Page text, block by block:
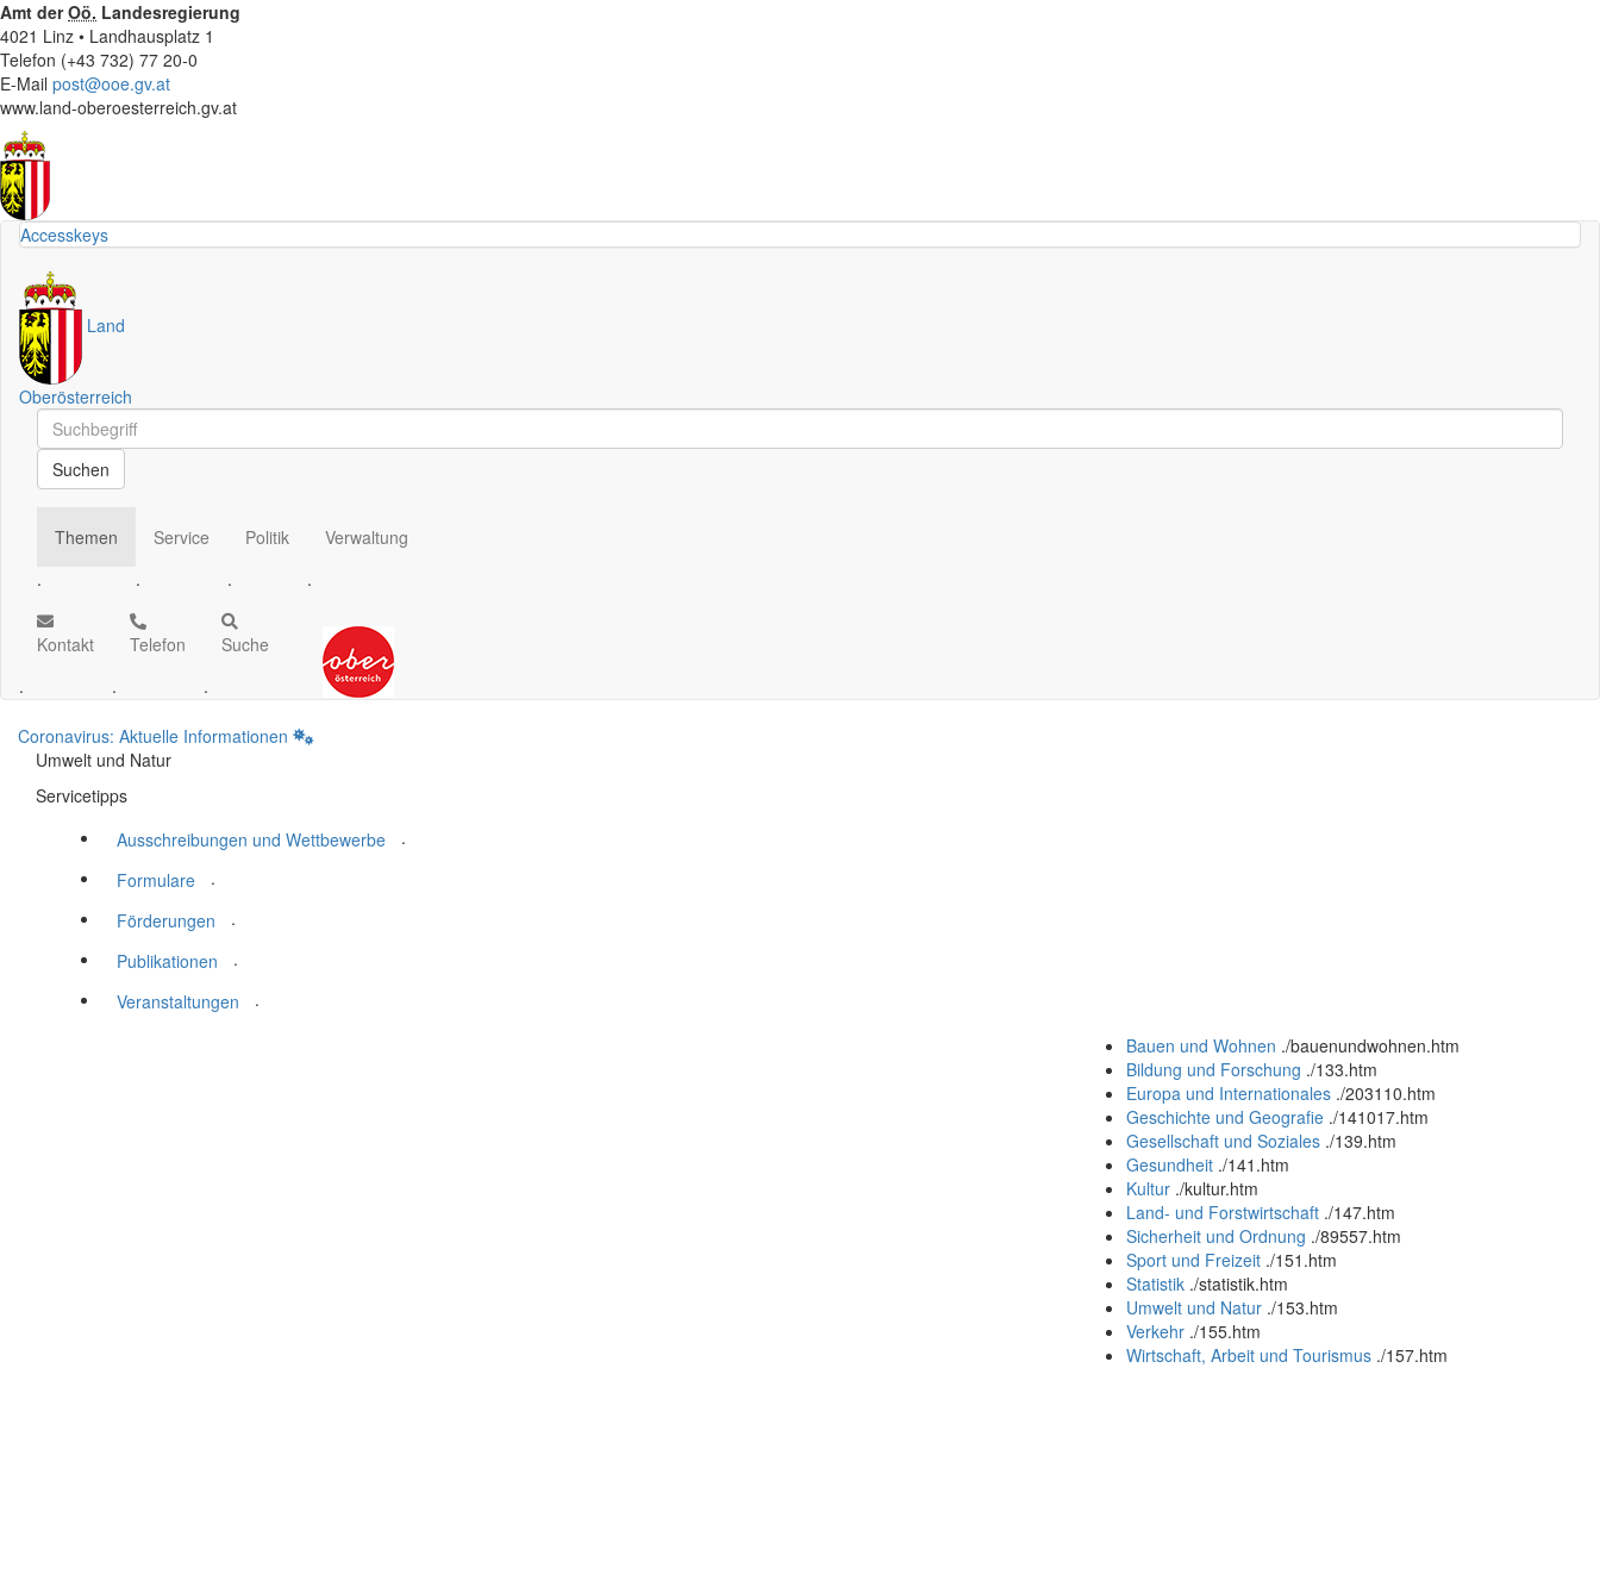
Amt derOö. Landesregierung
4021 Linz • Landhausplatz 1
Telefon (+43 732) 77 20-0
E-Mail post@ooe.gv.at
www.land-oberoesterreich.gv.at
Accesskeys
Land
Oberösterreich
Schnellsuche
Schnellsuche
Suchen
Themen
.
Service
.
Politik
.
Verwaltung
.
Kontakt
.
Telefon
.
Suche
.
Coronavirus: Aktuelle Informationen
Umwelt und Natur
Servicetipps
Ausschreibungen und Wettbewerbe
.
Formulare
.
Förderungen
.
Publikationen
.
Veranstaltungen
.
Bauen und Wohnen ./bauenundwohnen.htm
Bildung und Forschung ./133.htm
Europa und Internationales ./203110.htm
Geschichte und Geografie ./141017.htm
Gesellschaft und Soziales ./139.htm
Gesundheit ./141.htm
Kultur ./kultur.htm
Land- und Forstwirtschaft ./147.htm
Sicherheit und Ordnung ./89557.htm
Sport und Freizeit ./151.htm
Statistik ./statistik.htm
Umwelt und Natur ./153.htm
Verkehr ./155.htm
Wirtschaft, Arbeit und Tourismus ./157.htm